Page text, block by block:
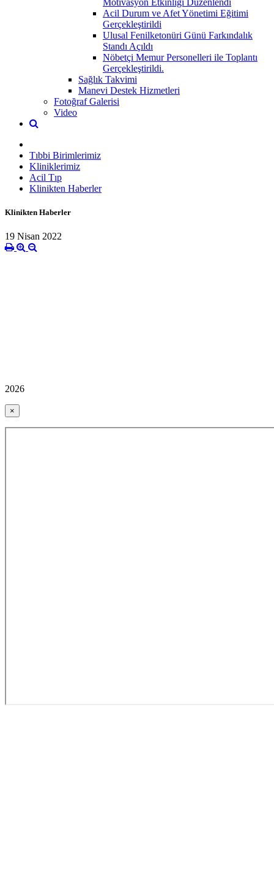
Acil Durum ve Afet Yönetimi Eğitimi
Gerçekleştirildi
Ulusal Fenilketonüri Günü Farkındalık
Standı Açıldı
Nöbetçi Memur Personelleri ile Toplantı
Gerçekleştirildi.
Sağlık Takvimi
Manevi Destek Hizmetleri
Fotoğraf Galerisi
Video
Tıbbi Birimlerimiz
Kliniklerimiz
Acil Tıp
Klinikten Haberler
Klinikten Haberler
19 Nisan 2022
2026
×